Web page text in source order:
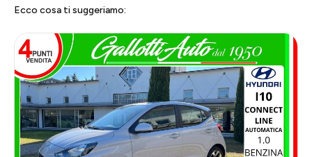
Ecco cosa ti suggeriamo: